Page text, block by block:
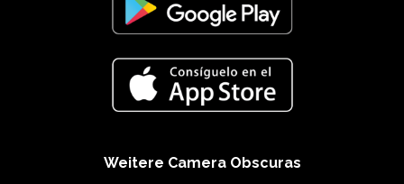
Weitere Camera Obscuras